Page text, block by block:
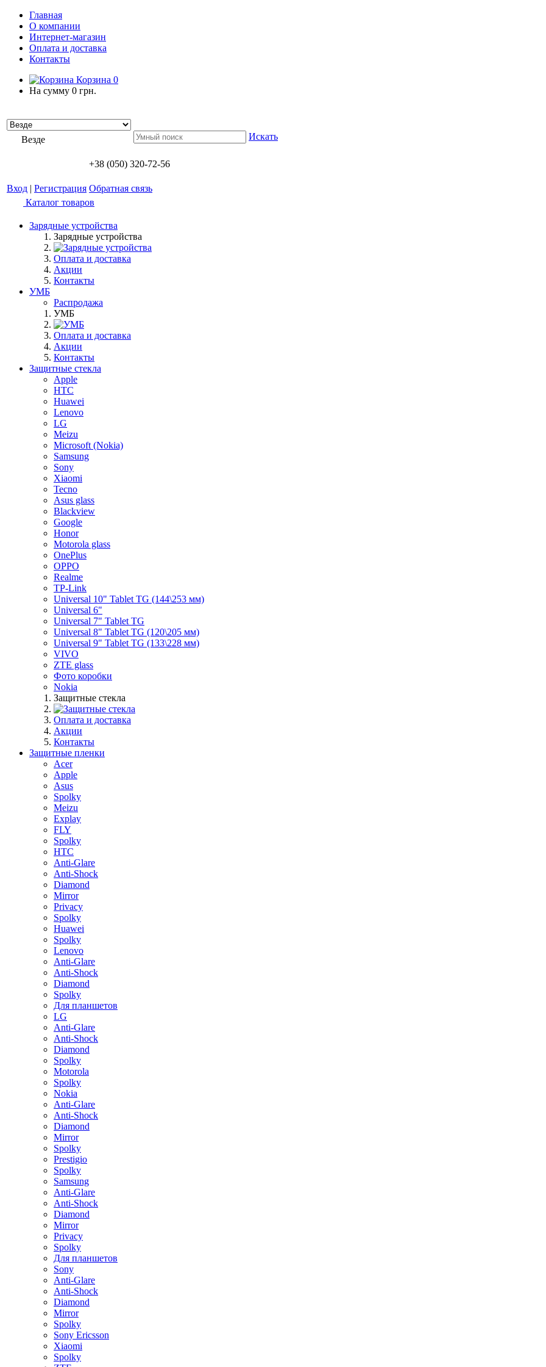
Главная
О компании
Интернет-магазин
Оплата и доставка
Контакты
Корзина 0
На сумму 0 грн.
Везде Искать
+38 (050) 320-72-56
Вход | Регистрация Обратная связь
Каталог товаров
Зарядные устройства
Зарядные устройства
Оплата и доставка
Акции
Контакты
УМБ
Распродажа
УМБ
Оплата и доставка
Акции
Контакты
Защитные стекла
Apple
HTC
Huawei
Lenovo
LG
Meizu
Microsoft (Nokia)
Samsung
Sony
Xiaomi
Tecno
Asus glass
Blackview
Google
Honor
Motorola glass
OnePlus
OPPO
Realme
TP-Link
Universal 10" Tablet TG (144\253 мм)
Universal 6"
Universal 7" Tablet TG
Universal 8" Tablet TG (120\205 мм)
Universal 9" Tablet TG (133\228 мм)
VIVO
ZTE glass
Фото коробки
Nokia
Защитные стекла
Оплата и доставка
Акции
Контакты
Защитные пленки
Acer
Apple
Asus
Spolky
Meizu
Explay
FLY
Spolky
HTC
Anti-Glare
Anti-Shock
Diamond
Mirror
Privacy
Spolky
Huawei
Spolky
Lenovo
Anti-Glare
Anti-Shock
Diamond
Spolky
Для планшетов
LG
Anti-Glare
Anti-Shock
Diamond
Spolky
Motorola
Spolky
Nokia
Anti-Glare
Anti-Shock
Diamond
Mirror
Spolky
Prestigio
Spolky
Samsung
Anti-Glare
Anti-Shock
Diamond
Mirror
Privacy
Spolky
Для планшетов
Sony
Anti-Glare
Anti-Shock
Diamond
Mirror
Spolky
Sony Ericsson
Xiaomi
Spolky